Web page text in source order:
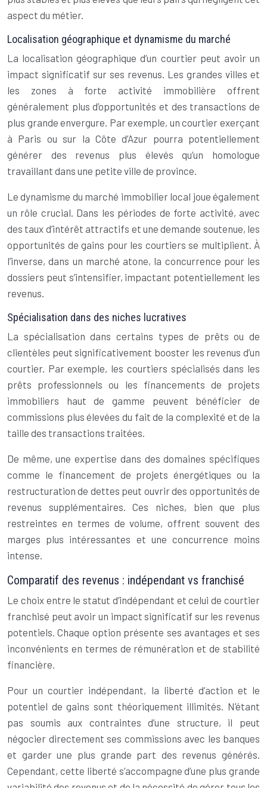
aspect du métier.
Localisation géographique et dynamisme du marché
La localisation géographique d’un courtier peut avoir un
impact significatif sur ses revenus. Les grandes villes et
les zones à forte activité immobilière offrent
généralement plus d’opportunités et des transactions de
plus grande envergure. Par exemple, un courtier exerçant
à Paris ou sur la Côte d’Azur pourra potentiellement
générer des revenus plus élevés qu’un homologue
travaillant dans une petite ville de province.
Le dynamisme du marché immobilier local joue également
un rôle crucial. Dans les périodes de forte activité, avec
des taux d’intérêt attractifs et une demande soutenue, les
opportunités de gains pour les courtiers se multiplient. À
l’inverse, dans un marché atone, la concurrence pour les
dossiers peut s’intensifier, impactant potentiellement les
revenus.
Spécialisation dans des niches lucratives
La spécialisation dans certains types de prêts ou de
clientèles peut significativement booster les revenus d’un
courtier. Par exemple, les courtiers spécialisés dans les
prêts professionnels ou les financements de projets
immobiliers haut de gamme peuvent bénéficier de
commissions plus élevées du fait de la complexité et de la
taille des transactions traitées.
De même, une expertise dans des domaines spécifiques
comme le financement de projets énergétiques ou la
restructuration de dettes peut ouvrir des opportunités de
revenus supplémentaires. Ces niches, bien que plus
restreintes en termes de volume, offrent souvent des
marges plus intéressantes et une concurrence moins
intense.
Comparatif des revenus : indépendant vs franchisé
Le choix entre le statut d’indépendant et celui de courtier
franchisé peut avoir un impact significatif sur les revenus
potentiels. Chaque option présente ses avantages et ses
inconvénients en termes de rémunération et de stabilité
financière.
Pour un courtier indépendant, la liberté d’action et le
potentiel de gains sont théoriquement illimités. N’étant
pas soumis aux contraintes d’une structure, il peut
négocier directement ses commissions avec les banques
et garder une plus grande part des revenus générés.
Cependant, cette liberté s’accompagne d’une plus grande